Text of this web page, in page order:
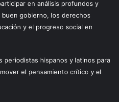
en análisis profundos y
gobierno, los derechos
y el progreso social en
periodistas hispanos y latinos para
el pensamiento crítico y el